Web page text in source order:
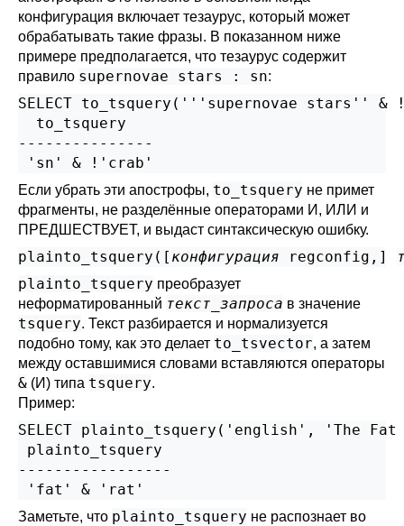
конфигурация включает тезаурус, который может
обрабатывать такие фразы. В показанном ниже
примере предполагается, что тезаурус содержит
правило supernovae stars : sn:
SELECT to_tsquery('''supernovae stars''
  to_tsquery
---------------
Если убрать эти апострофы, to_tsquery не примет
фрагменты, не разделённые операторами И, ИЛИ и
ПРЕДШЕСТВУЕТ, и выдаст синтаксическую ошибку.
plainto_tsquery([ конфигурация regconfig , ]
plainto_tsquery преобразует
неформатированный текст_запроса в значение
tsquery. Текст разбирается и нормализуется
подобно тому, как это делает to_tsvector, а затем
между оставшимися словами вставляются операторы
& (И) типа tsquery.
Пример:
SELECT plainto_tsquery('english', 'The
plainto_tsquery
-----------------
Заметьте, что plainto_tsquery не распознает во